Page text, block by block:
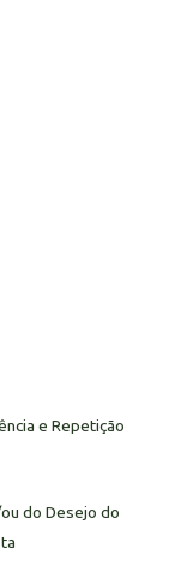
e Repetição
do Desejo do